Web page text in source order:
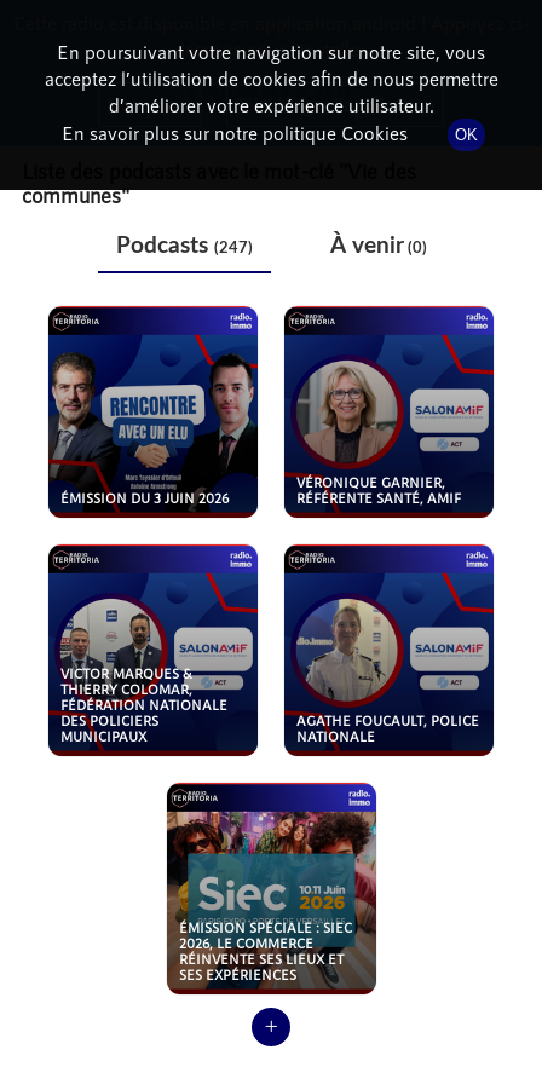
THÉMATIQUE
communes"
Podcasts (247) À venir(0)
ÉMISSION DU 3 JUIN 2026
VÉRONIQUE GARNIER,
RÉFÉRENTE SANTÉ, AMIF
VICTOR MARQUES &
THIERRY COLOMAR,
FÉDÉRATION NATIONALE
DES POLICIERS
MUNICIPAUX
AGATHE FOUCAULT, POLICE
NATIONALE
ÉMISSION SPÉCIALE : SIEC
2026, LE COMMERCE
RÉINVENTE SES LIEUX ET
SES EXPÉRIENCES
En poursuivant votre navigation sur notre site, vous
acceptez l’utilisation de cookies afin de nous permettre
d’améliorer votre expérience utilisateur.
En savoir plus sur notre politique Cookies
OK
dessous pour l'installer.
Non merci Télécharger l'application